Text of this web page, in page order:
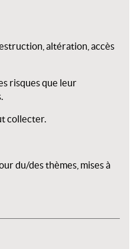
altération, accès
risques que leur
collecter.
du/des thèmes, mises à